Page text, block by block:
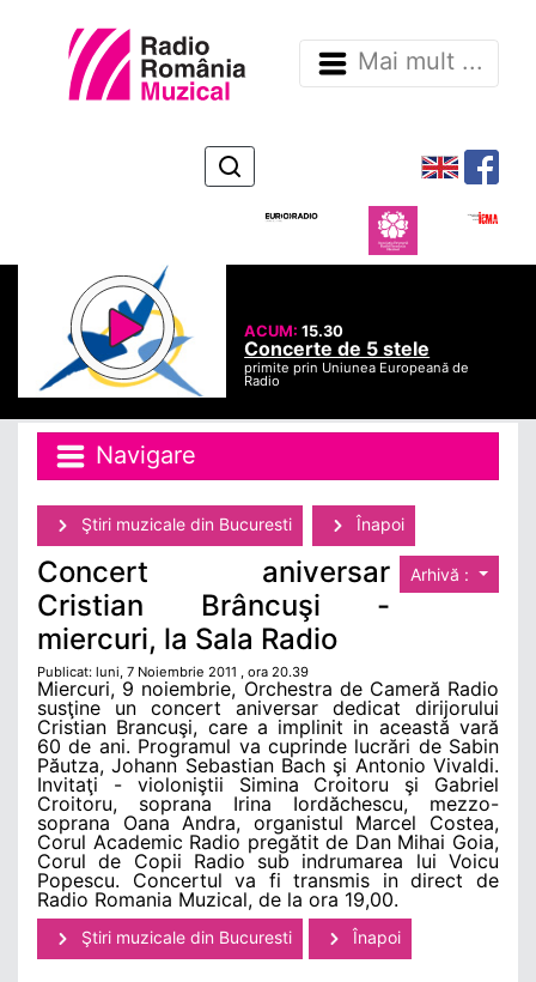
Mai mult ...
ACUM:15.30
Concerte de 5 stele
primite prin Uniunea Europeană de
Radio
Navigare
Ştiri muzicale din Bucuresti Înapoi
Arhivă :
Concert aniversar
Cristian Brâncuşi -
miercuri, la Sala Radio
Publicat: luni, 7 Noiembrie 2011 , ora 20.39
Miercuri, 9 noiembrie, Orchestra de Cameră Radio
susţine un concert aniversar dedicat dirijorului
Cristian Brancuşi, care a implinit in această vară
60 de ani. Programul va cuprinde lucrări de Sabin
Păutza, Johann Sebastian Bach şi Antonio Vivaldi.
Invitaţi - violoniştii Simina Croitoru şi Gabriel
Croitoru, soprana Irina Iordăchescu, mezzo-
soprana Oana Andra, organistul Marcel Costea,
Corul Academic Radio pregătit de Dan Mihai Goia,
Corul de Copii Radio sub indrumarea lui Voicu
Popescu. Concertul va fi transmis in direct de
Radio Romania Muzical, de la ora 19,00.
Ştiri muzicale din Bucuresti Înapoi